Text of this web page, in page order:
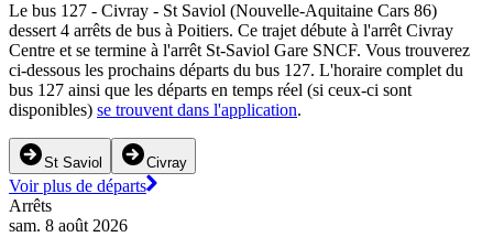
Le bus 127 - Civray - St Saviol (Nouvelle-Aquitaine Cars 86)
dessert 4 arrêts de bus à Poitiers. Ce trajet débute à l'arrêt Civray
Centre et se termine à l'arrêt St-Saviol Gare SNCF. Vous trouverez
ci-dessous les prochains départs du bus 127. L'horaire complet du
bus 127 ainsi que les départs en temps réel (si ceux-ci sont
disponibles) se trouvent dans l'application.
St Saviol Civray
Voir plus de départs
Arrêts
sam. 8 août 2026